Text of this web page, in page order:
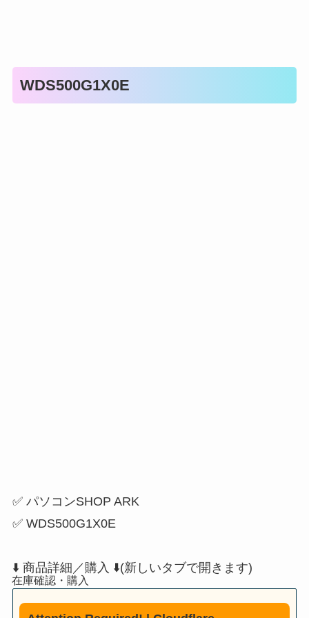
WDS500G1X0E
✅ パソコンSHOP ARK
✅ WDS500G1X0E
⬇️ 商品詳細／購入 ⬇️(新しいタブで開きます)